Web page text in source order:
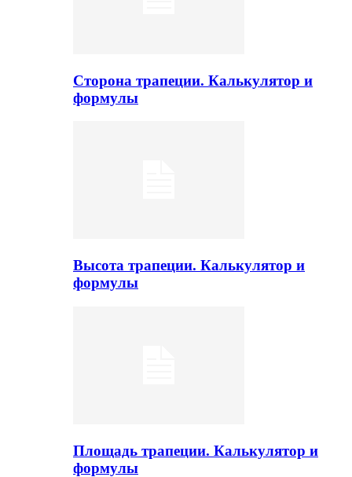
Сторона трапеции. Калькулятор и
формулы
Высота трапеции. Калькулятор и
формулы
Площадь трапеции. Калькулятор и
формулы